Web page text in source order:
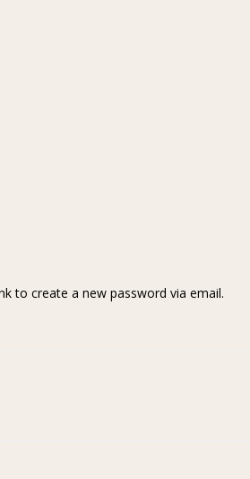
to create a new password via email.